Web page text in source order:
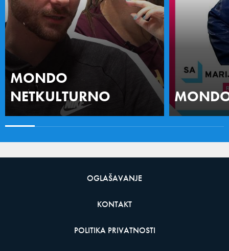
MONDO
NETKULTURNO
OGLAŠAVANJE
KONTAKT
POLITIKA PRIVATNOSTI